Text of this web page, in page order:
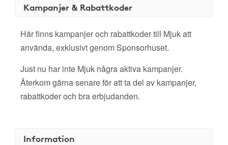
Kampanjer & Rabattkoder
Här finns kampanjer och rabattkoder till Mjuk att
använda, exklusivt genom Sponsorhuset.
Just nu har inte Mjuk några aktiva kampanjer.
Återkom gärna senare för att ta del av kampanjer,
rabattkoder och bra erbjudanden.
Information